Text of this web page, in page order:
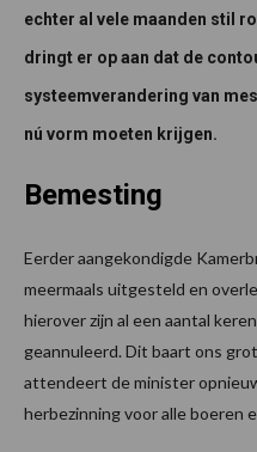
echter al vele maanden stil
dringt er op aan dat de
systeemverandering van
nú vorm moeten krijgen.
Bemesting
Eerder aangekondigde
meermaals uitgesteld en
hierover zijn al een aantal
geannuleerd. Dit baart ons
attendeert de minister
herbezinning voor alle boeren